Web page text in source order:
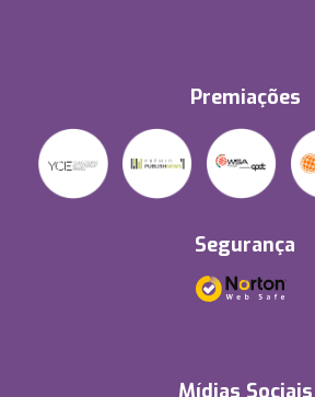
Premiações
Segurança